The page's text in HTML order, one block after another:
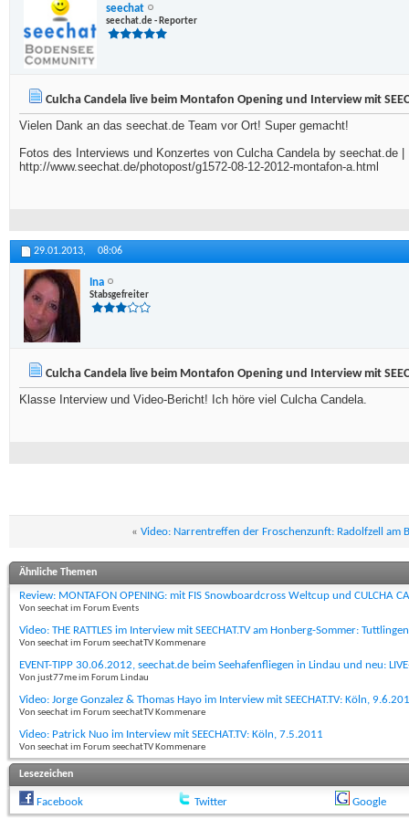
seechat
seechat.de - Reporter
Culcha Candela live beim Montafon Opening und Interview mit
Vielen Dank an das seechat.de Team vor Ort! Super gemacht!
Fotos des Interviews und Konzertes von Culcha Candela by seechat.de
http://www.seechat.de/photopost/g1572-08-12-2012-montafon-a.html
29.01.2013, 08:06
Ina
Stabsgefreiter
Culcha Candela live beim Montafon Opening und Interview mit
Klasse Interview und Video-Bericht! Ich höre viel Culcha Candela.
« Video: Narrentreffen der Froschenzunft: Radolfzell am
Ähnliche Themen
Review: MONTAFON OPENING: mit FIS Snowboardcross Weltcup und CULCHA
Von seechat im Forum Events
Video: THE RATTLES im Interview mit SEECHAT.TV am Honberg-Sommer:
Von seechat im Forum seechatTV Kommenare
EVENT-TIPP 30.06.2012, seechat.de beim Seehafenfliegen in Lindau und neu:
Von just77me im Forum Lindau
Video: Jorge Gonzalez & Thomas Hayo im Interview mit SEECHAT.TV: Köln,
Von seechat im Forum seechatTV Kommenare
Video: Patrick Nuo im Interview mit SEECHAT.TV: Köln, 7.5.2011
Von seechat im Forum seechatTV Kommenare
Lesezeichen
Facebook Twitter Google